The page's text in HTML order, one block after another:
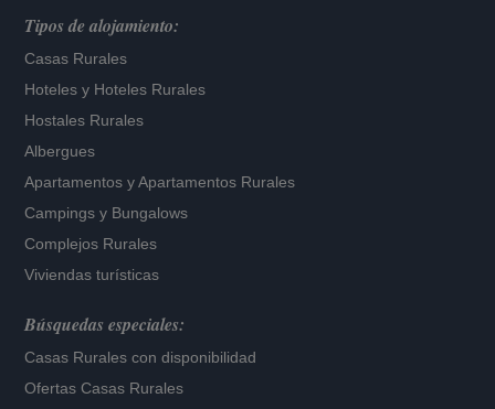
Tipos de alojamiento:
Casas Rurales
Hoteles y Hoteles Rurales
Hostales Rurales
Albergues
Apartamentos yApartamentos Rurales
Campings y Bungalows
Complejos Rurales
Viviendas turísticas
Búsquedas especiales:
Casas Rurales con disponibilidad
Ofertas Casas Rurales